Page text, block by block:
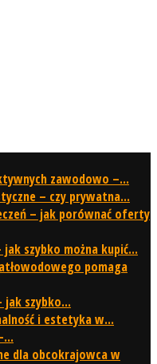
zawodowo –...
– czy prywatna...
– jak porównać oferty
szybko można kupić...
pomaga
jak szybko...
i estetyka w...
dla obcokrajowca w